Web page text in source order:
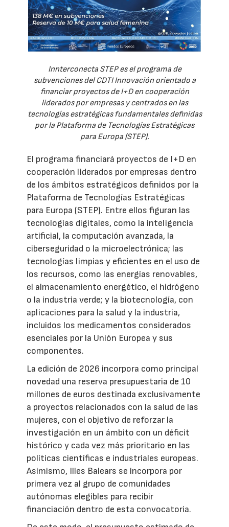
Innterconecta STEP es el programa de
subvenciones del CDTI Innovación orientado a
financiar proyectos de I+D en cooperación
liderados por empresas y centrados en las
tecnologías estratégicas fundamentales definidas
por la Plataforma de Tecnologías Estratégicas
para Europa (STEP).
El programa financiará proyectos de I+D en
cooperación liderados por empresas dentro
de los ámbitos estratégicos definidos por la
Plataforma de Tecnologías Estratégicas
para Europa (STEP). Entre ellos figuran las
tecnologías digitales, como la inteligencia
artificial, la computación avanzada, la
ciberseguridad o la microelectrónica; las
tecnologías limpias y eficientes en el uso de
los recursos, como las energías renovables,
el almacenamiento energético, el hidrógeno
o la industria verde; y la biotecnología, con
aplicaciones para la salud y la industria,
incluidos los medicamentos considerados
esenciales por la Unión Europea y sus
componentes.
La edición de 2026 incorpora como principal
novedad una reserva presupuestaria de 10
millones de euros destinada exclusivamente
a proyectos relacionados con la salud de las
mujeres, con el objetivo de reforzar la
investigación en un ámbito con un déficit
histórico y cada vez más prioritario en las
políticas científicas e industriales europeas.
Asimismo, Illes Balears se incorpora por
primera vez al grupo de comunidades
autónomas elegibles para recibir
financiación dentro de esta convocatoria.